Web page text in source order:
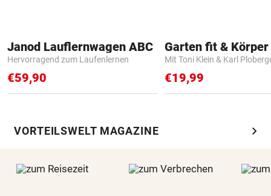
Janod Lauflernwagen ABC
Hervorragend zum Laufenlernen
€59,90
Garten fit &
Mit Toni Klein & Karl
€19,99
VORTEILSWELT MAGAZINE chevron_right